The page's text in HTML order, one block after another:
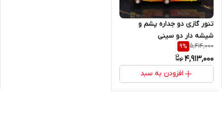
تنور گازی دو جداره پشم و
شیشه دار دو سینی
5,414,000
9%
4,913,000
افزودن به سبد